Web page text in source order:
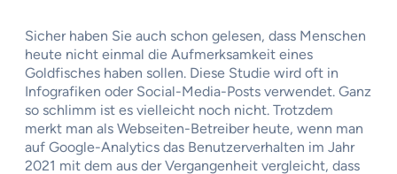
Sicher haben Sie auch schon gelesen, dass Menschen
heute nicht einmal die Aufmerksamkeit eines
Goldfisches haben sollen. Diese Studie wird oft in
Infografiken oder Social-Media-Posts verwendet. Ganz
so schlimm ist es vielleicht noch nicht. Trotzdem
merkt man als Webseiten-Betreiber heute, wenn man
auf Google-Analytics das Benutzerverhalten im Jahr
2021 mit dem aus der Vergangenheit vergleicht, dass